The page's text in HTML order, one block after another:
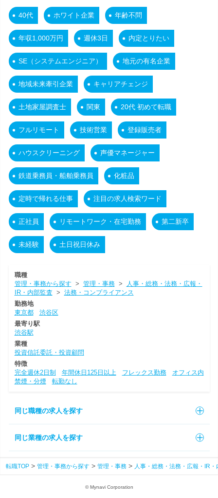
40代 ホワイト企業 年齢不問
年収1,000万円 週休3日 内定とりたい
SE（システムエンジニア） 地元の有名企業
地域未来牽引企業 キャリアチェンジ
土地家屋調査士 関東 20代 初めて転職
フルリモート 技術営業 登録販売者
ハウスクリーニング 声優マネージャー
鉄道乗務員・船舶乗務員 化粧品
定時で帰れる仕事 注目の求人検索ワード
正社員 リモートワーク・在宅勤務 第二新卒
未経験 土日祝日休み
職種
管理・事務から探す > 管理・事務>
人事・総務・法務・広報・
IR・内部監査 > 法務・コンプライアンス
勤務地
東京都
渋谷区
最寄り駅
渋谷駅
業種
投資信託委託・投資顧問
特徴
完全週休2日制
年間休日125日以上 フレックス勤務
オフィス内
禁煙・分煙
転勤なし
同じ職種の求人を探す
同じ業種の求人を探す
転職TOP 管理・事務から探す 管理・事務 人事・総務・法務・広報・IR・
© Mynavi Corporation